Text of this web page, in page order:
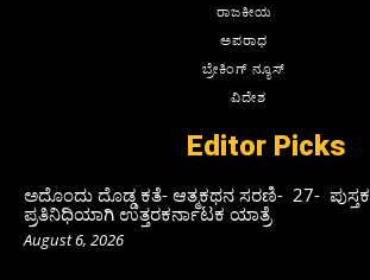
ರಾಜಕೀಯ
ಅಪರಾಧ
ಬ್ರೇಕಿಂಗ್ ನ್ಯೂಸ್
ವಿದೇಶ
Editor Picks
ಅದೊಂದು ದೊಡ್ಡ ಕತೆ- ಆತ್ಮಕಥನ ಸರಣಿ- 27- ಪುಸ್ತಕ
ಪ್ರತಿನಿಧಿಯಾಗಿ ಉತ್ತರಕರ್ನಾಟಕ ಯಾತ್ರೆ
August 6, 2026